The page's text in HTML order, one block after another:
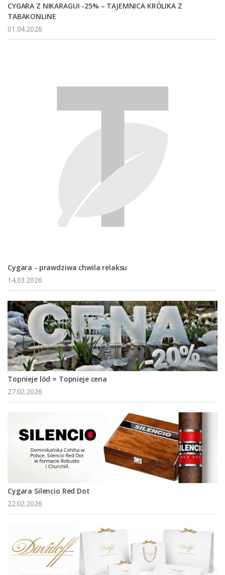
CYGARA Z NIKARAGUI -25% – TAJEMNICA KRÓLIKA Z
TABAKONLINE
01.04.2026
Cygara - prawdziwa chwila relaksu
14.03.2026
Topnieje lód = Topnieje cena
27.02.2026
Cygara Silencio Red Dot
22.02.2026